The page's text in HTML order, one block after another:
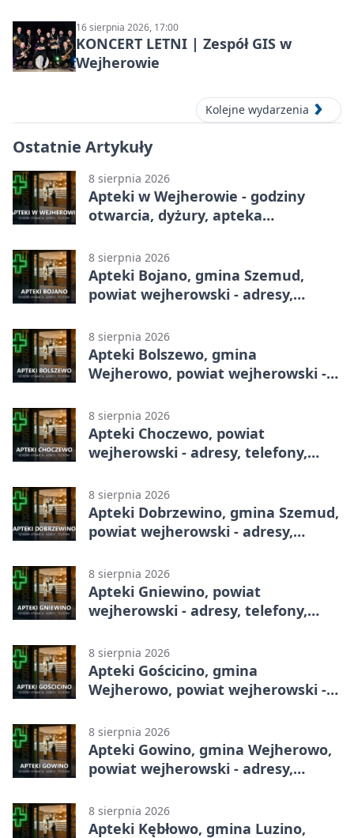
16 sierpnia 2026, 17:00
KONCERT LETNI | Zespół GIS w
Wejherowie
Kolejne wydarzenia
Ostatnie Artykuły
8 sierpnia 2026
Apteki w Wejherowie - godziny
otwarcia, dyżury, apteka
8 sierpnia 2026
Apteki Bojano, gmina Szemud,
powiat wejherowski - adresy,
8 sierpnia 2026
Apteki Bolszewo, gmina
Wejherowo, powiat wejherowski -
8 sierpnia 2026
Apteki Choczewo, powiat
wejherowski - adresy, telefony,
8 sierpnia 2026
Apteki Dobrzewino, gmina Szemud,
powiat wejherowski - adresy,
8 sierpnia 2026
Apteki Gniewino, powiat
wejherowski - adresy, telefony,
8 sierpnia 2026
Apteki Gościcino, gmina
Wejherowo, powiat wejherowski -
8 sierpnia 2026
Apteki Gowino, gmina Wejherowo,
powiat wejherowski - adresy,
8 sierpnia 2026
Apteki Kębłowo, gmina Luzino,